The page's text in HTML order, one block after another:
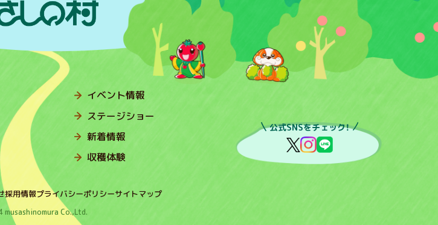
イベント情報
ステージショー
新着情報
収穫体験
公式SNSをチェック！
採用情報プライバシーポリシーサイトマップ
Co.,Ltd.